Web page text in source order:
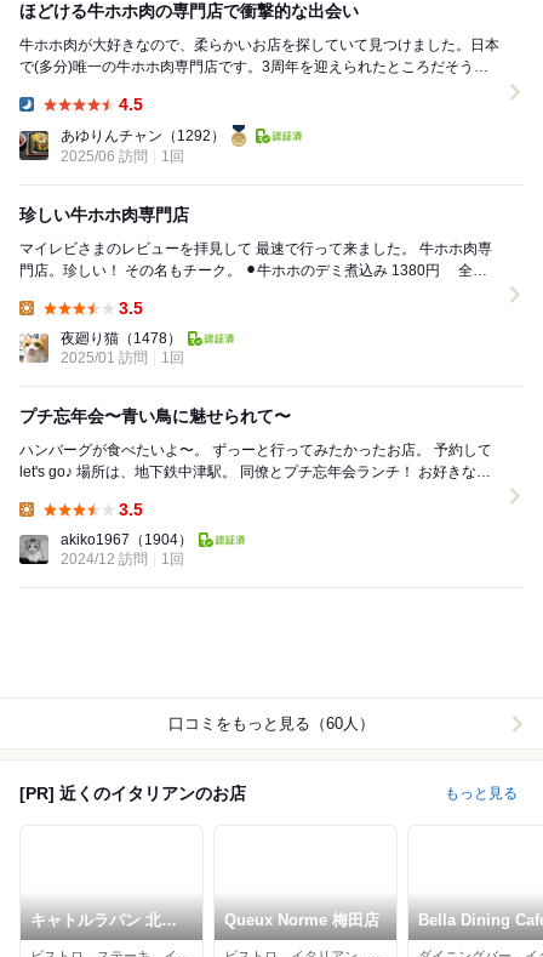
ほどける牛ホホ肉の専門店で衝撃的な出会い
牛ホホ肉が大好きなので、柔らかいお店を探していて見つけました。日本
で(多分)唯一の牛ホホ肉専門店です。3周年を迎えられたところだそうで
4.5
あゆりんチャン （1292）
2025/06 訪問
1回
珍しい牛ホホ肉専門店
マイレビさまのレビューを拝見して 最速で行って来ました。 牛ホホ肉専
門店。珍しい！ その名もチーク。 ⚫︎牛ホホのデミ煮込み 1380円 全メ
3.5
夜廻り猫 （1478）
2025/01 訪問
1回
プチ忘年会〜青い鳥に魅せられて〜
ハンバーグが食べたいよ〜。 ずっーと行ってみたかったお店。 予約して
let's go♪ 場所は、地下鉄中津駅。 同僚とプチ忘年会ランチ！ お好きな席
3.5
akiko1967 （1904）
2024/12 訪問
1回
口コミをもっと見る（60人）
[PR] 近くのイタリアンのお店 もっと見る
キャトルラパン 北梅
田
Queux Norme 梅田店 Bella Dining